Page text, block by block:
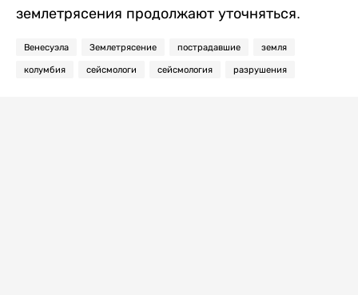
землетрясения продолжают уточняться.
Венесуэла Землетрясение пострадавшие земля
колумбия сейсмологи сейсмология разрушения